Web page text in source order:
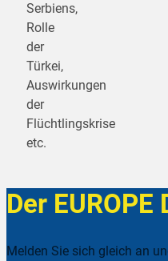
Serbiens,
Rolle
der
Türkei,
Auswirkungen
der
Flüchtlingskrise
etc.
Der
Melden Sie sich gleich an